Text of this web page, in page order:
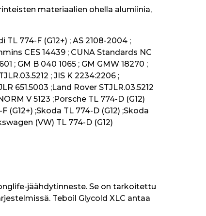
materiaalien ohella alumiinia,
TL 774-F (G12+) ; AS 2108-2004 ;
CES 14439 ; CUNA Standards NC
; GM B 040 1065 ; GM GMW 18270 ;
; JIS K 2234:2206 ;
651.5003 ;Land Rover STJLR.03.5212
V 5123 ;Porsche TL 774-D (G12)
(G12+) ;Skoda TL 774-D (G12) ;Skoda
(VW) TL 774-D (G12)
jäähdytinneste. Se on tarkoitettu
Teboil Glycold XLC antaa